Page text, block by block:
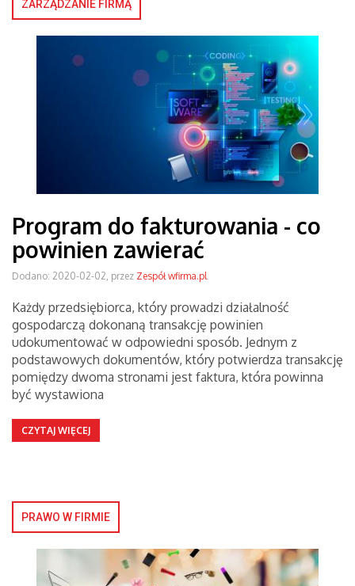
ZARZĄDZANIE FIRMĄ
Program do fakturowania - co
powinien zawierać
Dodano: 2020-02-02, przez Zespół wfirma.pl
Każdy przedsiębiorca, który prowadzi działalność
gospodarczą dokonaną transakcję powinien
udokumentować w odpowiedni sposób. Jednym z
podstawowych dokumentów, który potwierdza transakcję
pomiędzy dwoma stronami jest faktura, która powinna
być wystawiona
CZYTAJ WIĘCEJ
PRAWO W FIRMIE